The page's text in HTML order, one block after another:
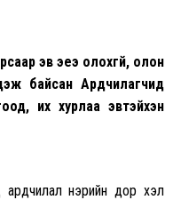
эв эеэ олохгүй, олон
байсан Ардчилагчид
, их хурлаа эвтэйхэн
ардчилал нэрийн дор хэл